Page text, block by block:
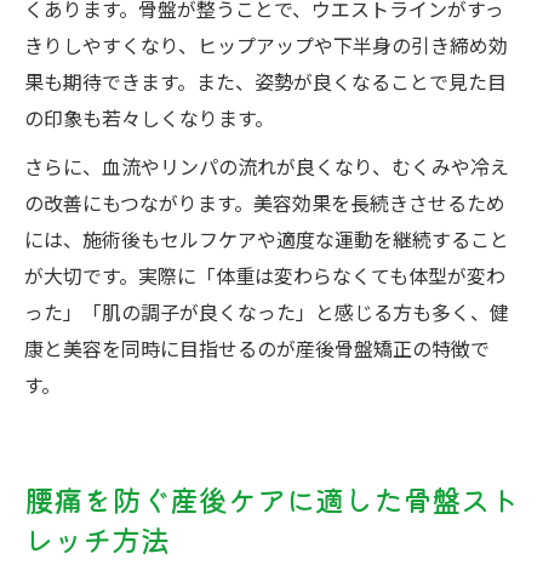
くあります。骨盤が整うことで、ウエストラインがすっ
きりしやすくなり、ヒップアップや下半身の引き締め効
果も期待できます。また、姿勢が良くなることで見た目
の印象も若々しくなります。
さらに、血流やリンパの流れが良くなり、むくみや冷え
の改善にもつながります。美容効果を長続きさせるため
には、施術後もセルフケアや適度な運動を継続すること
が大切です。実際に「体重は変わらなくても体型が変わ
った」「肌の調子が良くなった」と感じる方も多く、健
康と美容を同時に目指せるのが産後骨盤矯正の特徴で
す。
腰痛を防ぐ産後ケアに適した骨盤スト
レッチ方法